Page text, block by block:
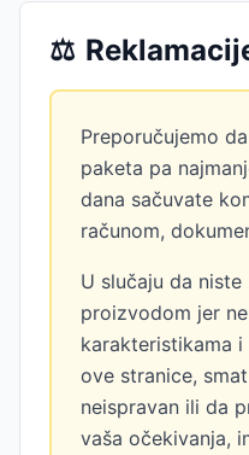
⚖️
Preporučujemo
paketa pa
dana sačuvate
računom,
U slučaju da
proizvodom jer
karakteristikama
ove stranice,
neispravan ili da
vaša očekivanja,